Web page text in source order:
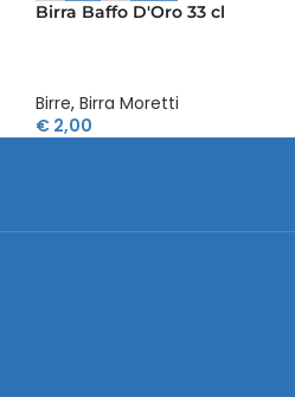
Birra Baffo D'Oro 33 cl
Birre, Birra Moretti
€ 2,00